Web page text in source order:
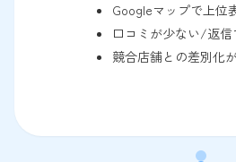
Googleマップで上位
口コミが少ない/返信
競合店舗との差別化